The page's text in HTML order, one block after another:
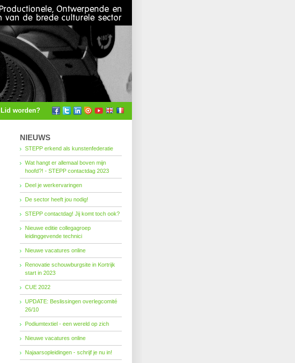
Lid worden?
NIEUWS
STEPP erkend als kunstenfederatie
Wat hangt er allemaal boven mijn
hoofd?! - STEPP contactdag 2023
Deel je werkervaringen
De sector heeft jou nodig!
STEPP contactdag! Jij komt toch ook?
Nieuwe editie collegagroep
leidinggevende technici
Nieuwe vacatures online
Renovatie schouwburgsite in Kortrijk
start in 2023
CUE 2022
UPDATE: Beslissingen overlegcomité
26/10
Podiumtextiel - een wereld op zich
Nieuwe vacatures online
Najaarsopleidingen - schrijf je nu in!